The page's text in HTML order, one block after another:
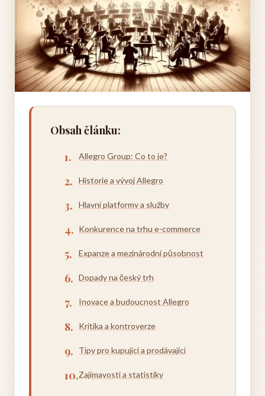
Obsah článku:
Allegro Group: Co to je?
Historie a vývoj Allegro
Hlavní platformy a služby
Konkurence na trhu e-commerce
Expanze a mezinárodní působnost
Dopady na český trh
Inovace a budoucnost Allegro
Kritika a kontroverze
Tipy pro kupující a prodávající
Zajímavosti a statistiky